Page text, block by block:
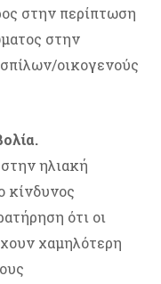
στην περίπτωση
στην
οικογενούς
ηλιακή
κίνδυνος
ότι οι
χαμηλότερη